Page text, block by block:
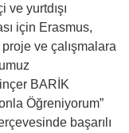
yurtdışı
için Erasmus,
ve çalışmalara
BARİK
Öğreniyorum”
başarılı